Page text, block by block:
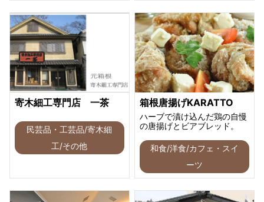
寄木細工専門店 一茶
民芸品・工芸品/寄木細
工/その他
箱根唐揚げKARATTO
ハーブで漬け込んだ鶏の自慢
の唐揚げとビアブレッド。
和食/洋食/カフェ・スイ
ーツ